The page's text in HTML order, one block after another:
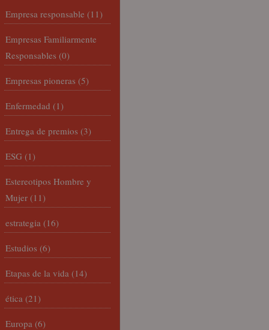
Empresa responsable (11)
Empresas Familiarmente
Responsables (0)
Empresas pioneras (5)
Enfermedad (1)
Entrega de premios (3)
ESG (1)
Estereotipos Hombre y
Mujer (11)
estrategia (16)
Estudios (6)
Etapas de la vida (14)
ética (21)
Europa (6)